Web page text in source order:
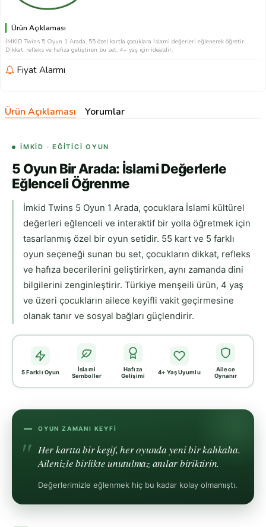
Ürün Açıklaması
İMKİD Twins 5 Oyun 1 Arada, 55 özel kartla çocuklara İslami değerleri eğlenerek öğretir.
Dikkat, refleks ve hafıza geliştiren bu set, 4+ yaş için idealdir.
Fiyat Alarmı
Ürün Açıklaması Yorumlar
İMKİD · EĞITICI OYUN
5 Oyun Bir Arada: İslami Değerlerle
Eğlenceli Öğrenme
İmkid Twins 5 Oyun 1 Arada, çocuklara İslami kültürel
değerleri eğlenceli ve interaktif bir yolla öğretmek için
tasarlanmış özel bir oyun setidir. 55 kart ve 5 farklı
oyun seçeneği sunan bu set, çocukların dikkat, refleks
ve hafıza becerilerini geliştirirken, aynı zamanda dini
bilgilerini zenginleştirir. Türkiye menşeili ürün, 4 yaş
ve üzeri çocukların ailece keyifli vakit geçirmesine
olanak tanır ve sosyal bağları güçlendirir.
5 Farklı Oyun
İslami
Semboller
Hafıza
Gelişimi
4+ Yaş Uyumlu
Ailece
Oynanır
OYUN ZAMANI KEYFI
Her kartta bir keşif, her oyunda yeni bir kahkaha.
Ailenizle birlikte unutulmaz anılar biriktirin.
Değerlerimizle eğlenmek hiç bu kadar kolay olmamıştı.